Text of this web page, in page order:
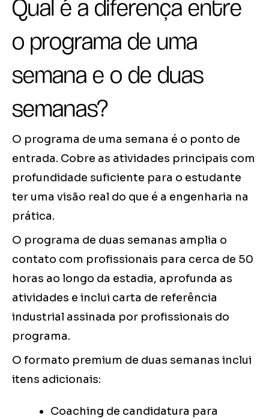
Qual é a diferença entre
o programa de uma
semana e o de duas
semanas?
O programa de uma semana é o ponto de
entrada. Cobre as atividades principais com
profundidade suficiente para o estudante
ter uma visão real do que é a engenharia na
prática.
O programa de duas semanas amplia o
contato com profissionais para cerca de 50
horas ao longo da estadia, aprofunda as
atividades e inclui carta de referência
industrial assinada por profissionais do
programa.
O formato premium de duas semanas inclui
itens adicionais:
Coaching de candidatura para